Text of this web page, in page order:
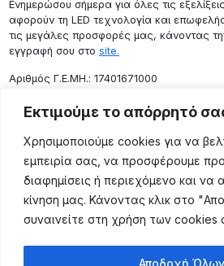
Εκτιμούμε το απόρρητό
Χρησιμοποιούμε cookies για να
εμπειρία σας, να προσφέρουμε
διαφημίσεις ή περιεχόμενο και να
κίνηση μας. Κάνοντας κλικ στο
συναινείτε στη χρήση των cookies
Αποδοχή Όλων
Ενημερώσου σήμερα για όλες τις
αφορούν τη LED τεχνολογία και
τις μεγάλες προσφορές μας, κάνοντας
εγγραφή σου στο site.
Aριθμός Γ.Ε.ΜΗ.: 17401671000
Επικοινωνία
Ρόδου 133, Αθήνα 10443
(+30) 211 725 5427
sales@lightingexpert.gr
Χρήσιμες Σελίδες